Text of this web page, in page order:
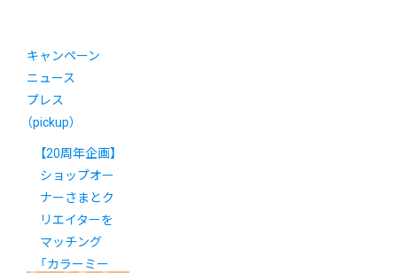
キャンペーン
ニュース
プレス
（pickup）
【20周年企画】
ショップオー
ナーさまとク
リエイターを
マッチング
「カラーミー